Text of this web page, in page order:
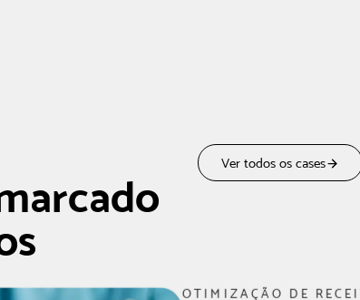
Ver todos os cases
OTIMIZAÇÃO DE